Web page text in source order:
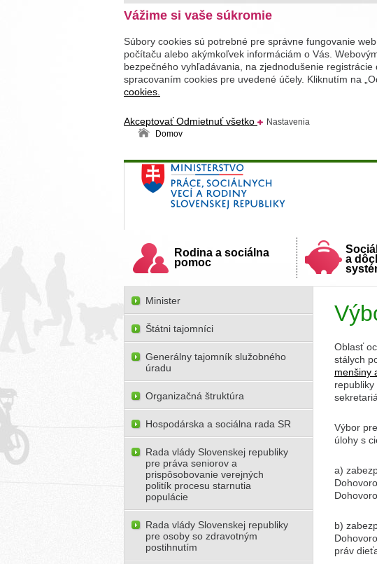
Vážime si vaše súkromie
Súbory cookies sú potrebné pre správne fungovanie
počítaču alebo akýmkoľvek informáciám o Vás.
bezpečného vyhľadávania, na zjednodušenie
spracovaním cookies pre uvedené účely. Kliknutím na
cookies.
AkceptovaťOdmietnuť všetko
Nastavenia
Domov
Ministerstvo práce, sociálnych vecí a rodiny
Slovenskej republiky
Rodina a sociálna
pomoc
a
Oblasť
stálych
menšiny
Výbor
úlohy s
a)
b)
práv
Minister
Štátni tajomníci
Generálny tajomník služobného
úradu
Organizačná štruktúra
Hospodárska a sociálna rada SR
Rada vlády Slovenskej republiky
pre práva seniorov a
prispôsobovanie verejných
politík procesu starnutia
populácie
Rada vlády Slovenskej republiky
pre osoby so zdravotným
postihnutím